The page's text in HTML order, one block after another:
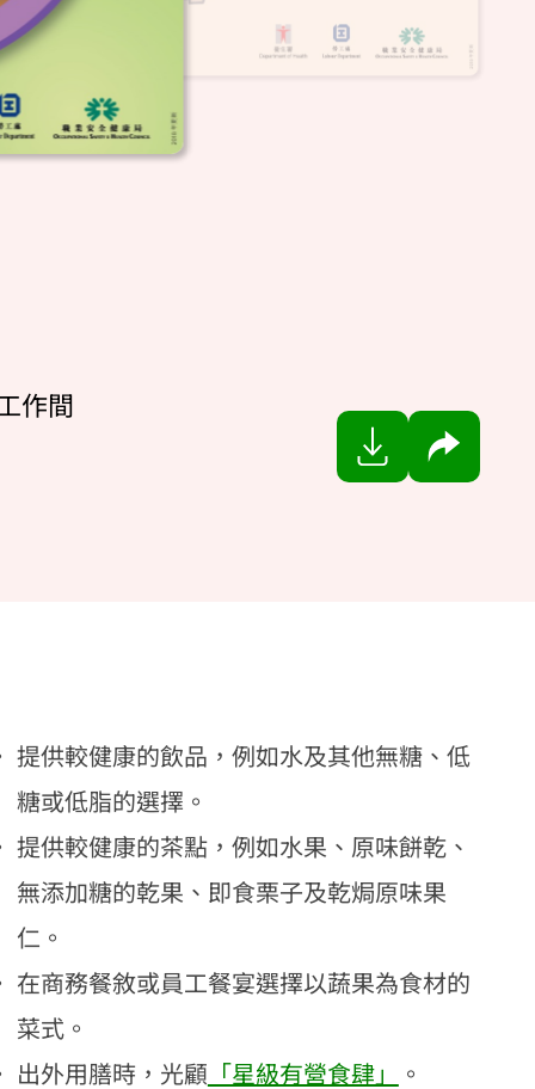
作間
分享
提供較健康的飲品，例如水及其他無糖、低
糖或低脂的選擇。
提供較健康的茶點，例如水果、原味餅乾、
無添加糖的乾果、即食栗子及乾焗原味果
仁。
在商務餐敘或員工餐宴選擇以蔬果為食材的
菜式。
出外用膳時，光顧 「星級有營食肆」 。